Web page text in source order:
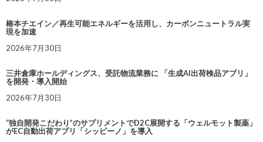
椿本チエイン／再生可能エネルギーを活用し、カーボンニュートラル実
現を加速
2026年7月30日
三井倉庫ホールディングス、受託物流業務に 「生成AI出荷検品アプリ」
を開発・導入開始
2026年7月30日
“独自開発こだわり”のサプリメントでD2C展開する「ウェルモット製薬」
がEC自動出荷アプリ「シッピーノ」を導入